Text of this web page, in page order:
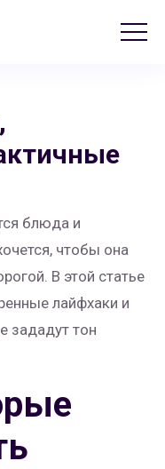
блюда и
чтобы она
В этой статье
лайфхаки и
зададут тон